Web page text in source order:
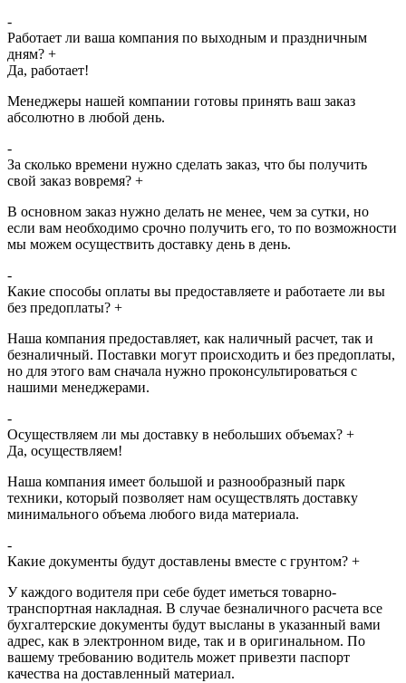
-
Работает ли ваша компания по выходным и праздничным
дням? +
Да, работает!
Менеджеры нашей компании готовы принять ваш заказ
абсолютно в любой день.
-
За сколько времени нужно сделать заказ, что бы получить
свой заказ вовремя? +
В основном заказ нужно делать не менее, чем за сутки, но
если вам необходимо срочно получить его, то по возможности
мы можем осуществить доставку день в день.
-
Какие способы оплаты вы предоставляете и работаете ли вы
без предоплаты? +
Наша компания предоставляет, как наличный расчет, так и
безналичный. Поставки могут происходить и без предоплаты,
но для этого вам сначала нужно проконсультироваться с
нашими менеджерами.
-
Осуществляем ли мы доставку в небольших объемах? +
Да, осуществляем!
Наша компания имеет большой и разнообразный парк
техники, который позволяет нам осуществлять доставку
минимального объема любого вида материала.
-
Какие документы будут доставлены вместе с грунтом? +
У каждого водителя при себе будет иметься товарно-
транспортная накладная. В случае безналичного расчета все
бухгалтерские документы будут высланы в указанный вами
адрес, как в электронном виде, так и в оригинальном. По
вашему требованию водитель может привезти паспорт
качества на доставленный материал.